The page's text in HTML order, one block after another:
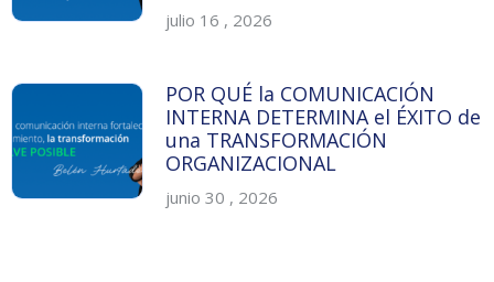
julio 16 , 2026
POR QUÉ la COMUNICACIÓN
INTERNA DETERMINA el ÉXITO de
una TRANSFORMACIÓN
ORGANIZACIONAL
junio 30 , 2026